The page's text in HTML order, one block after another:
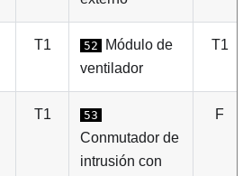
T1 52
Módulo de
ventilador
T1
T1 53
Conmutador de
intrusión con
F